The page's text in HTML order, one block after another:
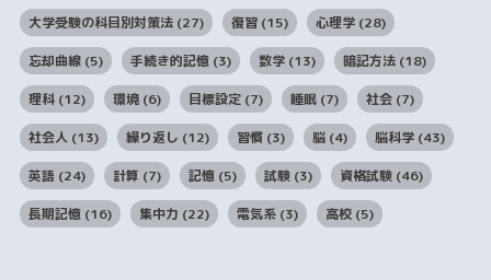
大学受験の科目別対策法(27) 復習(15) 心理学(28)
忘却曲線(5) 手続き的記憶(3) 数学(13) 暗記方法(18)
理科(12) 環境(6) 目標設定(7) 睡眠(7) 社会(7)
社会人(13) 繰り返し (12) 習慣(3) 脳(4) 脳科学(43)
英語 (24) 計算 (7) 記憶(5) 試験(3) 資格試験(46)
長期記憶(16) 集中力 (22) 電気系(3) 高校(5)